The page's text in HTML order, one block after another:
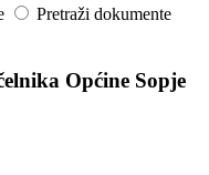
Pretraži dokumente
Općine Sopje